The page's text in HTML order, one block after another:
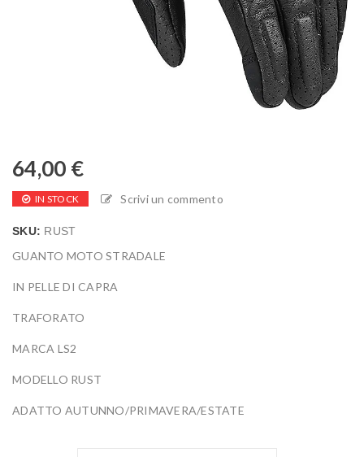
64,00 €
IN STOCK Scrivi un commento
SKU: RUST
GUANTO MOTO STRADALE
IN PELLE DI CAPRA
TRAFORATO
MARCA LS2
MODELLO RUST
ADATTO AUTUNNO/PRIMAVERA/ESTATE